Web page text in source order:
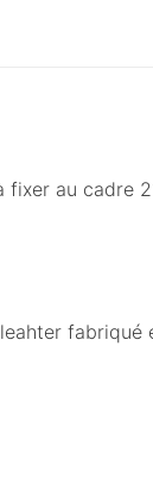
fixer au cadre
fabriqué